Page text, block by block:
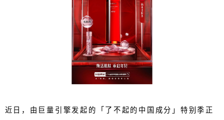
近日，由巨量引擎发起的「了不起的中国成分」特别季正